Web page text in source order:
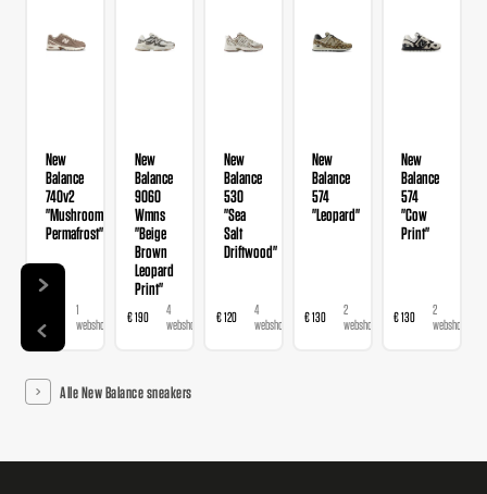
New
Balance
740v2
"Mushroom
Permafrost"
1
webshop
New
Balance
9060
Wmns
"Beige
Brown
Leopard
Print"
€ 190
4
webshops
New
Balance
530
"Sea
Salt
Driftwood"
€ 120
4
webshops
New
Balance
574
"Leopard"
€ 130
2
webshops
New
Balance
574
"Cow
Print"
€ 130
2
webshops
Alle New Balance sneakers